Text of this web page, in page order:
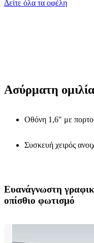
Δείτε όλα τα οφέλη
Ασύρματη ομιλία
Οθόνη 1,6" με
Συσκευή χειρός
Ευανάγνωστη
οπίσθιο φωτισμό